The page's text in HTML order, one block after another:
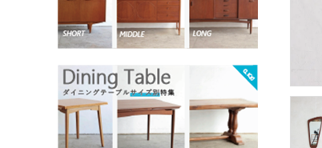
お気に入りリスト
デザイナーまとめ